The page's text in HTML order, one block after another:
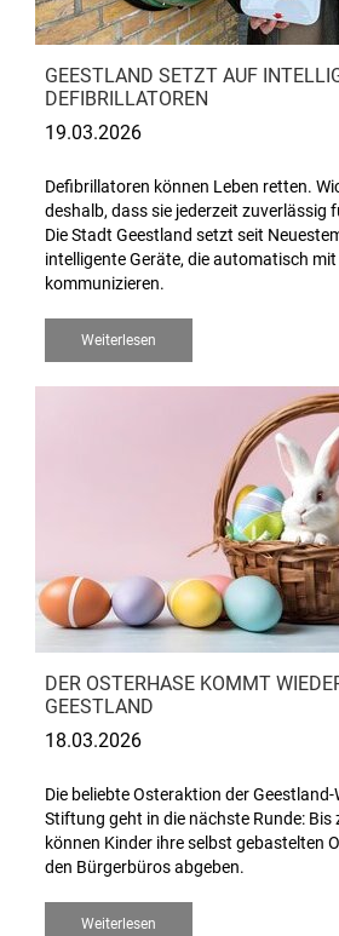
GEESTLAND SETZT AUF
DEFIBRILLATOREN
19.03.2026
Defibrillatoren können Leben retten.
deshalb, dass sie jederzeit zuverlässig
Die Stadt Geestland setzt seit
intelligente Geräte, die automatisch
kommunizieren.
Weiterlesen
DER OSTERHASE KOMMT
GEESTLAND
18.03.2026
Die beliebte Osteraktion der Geestland-
Stiftung geht in die nächste Runde: Bis
können Kinder ihre selbst gebastelten
den Bürgerbüros abgeben.
Weiterlesen